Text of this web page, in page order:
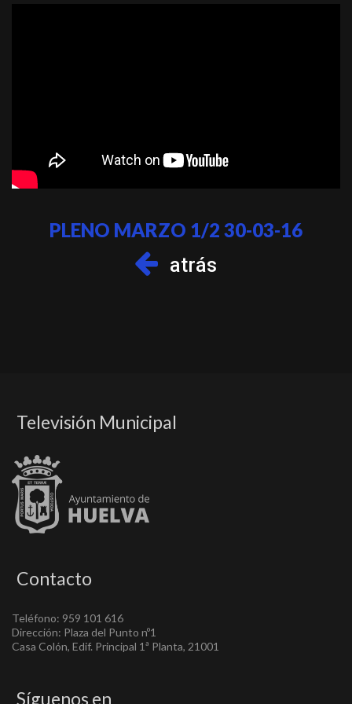
PLENO MARZO 1/2 30-03-16
atrás
Televisión Municipal
Contacto
Teléfono: 959 101 616
Dirección: Plaza del Punto nº1
Casa Colón, Edif. Principal 1ª Planta, 21001
Síguenos en